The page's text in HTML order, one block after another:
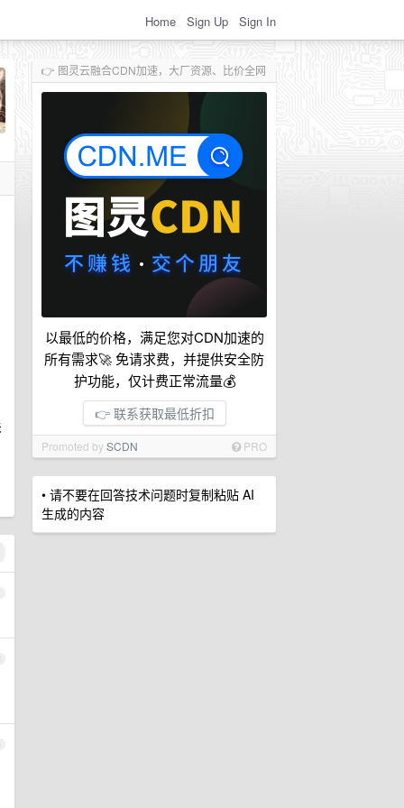
Home Sign Up Sign In
👉 图灵云融合CDN加速，大厂资源、比价全网
以最低的价格，满足您对CDN加速的
所有需求🚀 免请求费，并提供安全防
护功能，仅计费正常流量💰
👉 联系获取最低折扣
Promoted bySCDN PRO
• 请不要在回答技术问题时复制粘贴 AI
生成的内容